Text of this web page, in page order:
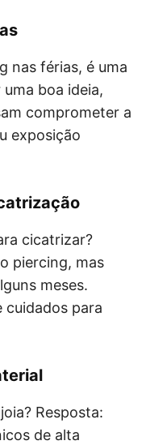
nas férias, é uma
boa ideia,
comprometer a
exposição
cicatrizar?
piercing, mas
meses.
cuidados para
Resposta:
de alta